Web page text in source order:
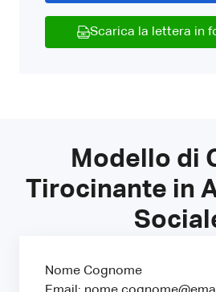
Scarica la lettera in
Modello di
Tirocinante in
Nome Cognome